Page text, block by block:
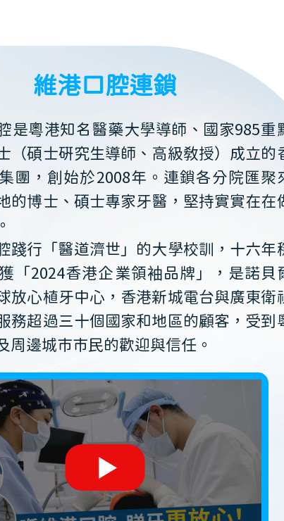
維港口腔連鎖
是粵港知名醫藥大學導師、國家985重
（碩士研究生導師、高級教授）成立的
團，創始於2008年。連鎖各分院匯聚
的博士、碩士專家牙醫，堅持實實在在
踐行「醫道濟世」的大學校訓，十六年
「2024香港企業領袖品牌」，是諾貝
放心植牙中心，香港新城電台與廣東衛
務超過三十個國家和地區的顧客，受到
周邊城市市民的歡迎與信任。